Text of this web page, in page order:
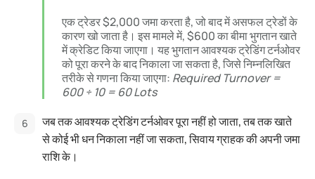
एक ट्रेडर $2,000 जमा करता है, जो बाद में असफल ट्रेडों के
कारण खो जाता है। इस मामले में, $600 का बीमा भुगतान खाते
में क्रेडिट किया जाएगा। यह भुगतान आवश्यक ट्रेडिंग टर्नओवर
को पूरा करने के बाद निकाला जा सकता है, जिसे निम्नलिखित
तरीके से गणना किया जाएगा: Required Turnover =
600 ÷ 10 = 60 Lots
जब तक आवश्यक ट्रेडिंग टर्नओवर पूरा नहीं हो जाता, तब तक खाते
से कोई भी धन निकाला नहीं जा सकता, सिवाय ग्राहक की अपनी जमा
राशि के।